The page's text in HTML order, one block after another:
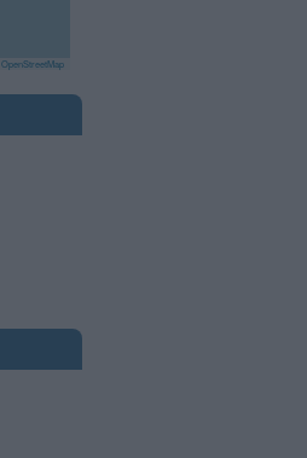
OpenStreetMap